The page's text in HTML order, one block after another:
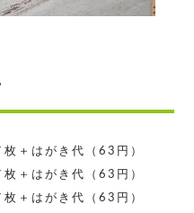
＋はがき代（63円）
＋はがき代（63円）
＋はがき代（63円）